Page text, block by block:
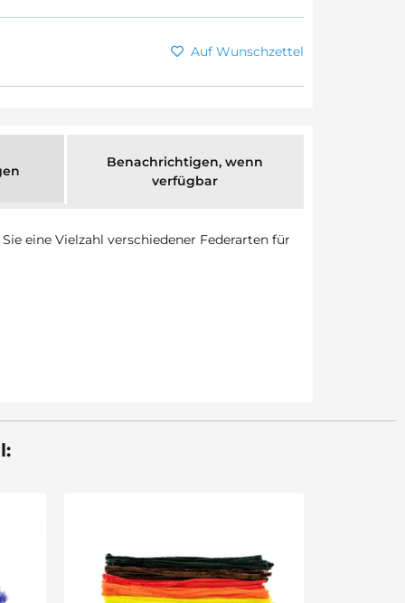
Auf Wunschzettel
Benachrichtigen, wenn
verfügbar
eine Vielzahl verschiedener Federarten für